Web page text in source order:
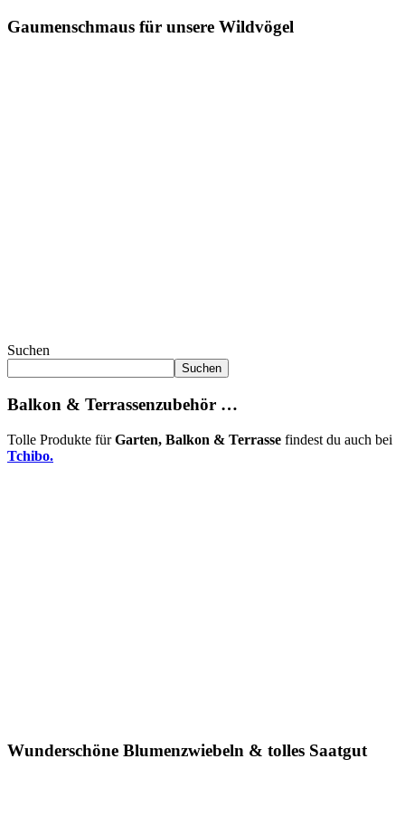
Gaumenschmaus für unsere Wildvögel
Suchen
Suchen
Balkon & Terrassenzubehör …
Tolle Produkte fürGarten, Balkon & Terrasse findest du auch bei
Tchibo.
Wunderschöne Blumenzwiebeln & tolles Saatgut